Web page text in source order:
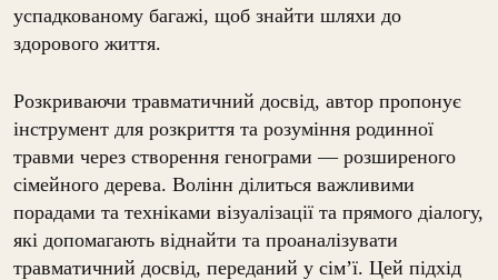
успадкованому багажі, щоб знайти шляхи до
здорового життя.
Розкриваючи травматичний досвід, автор пропонує
інструмент для розкриття та розуміння родинної
травми через створення генограми — розширеного
сімейного дерева. Волінн ділиться важливими
порадами та техніками візуалізації та прямого діалогу,
які допомагають віднайти та проаналізувати
травматичний досвід, переданий у сім’ї. Цей підхід